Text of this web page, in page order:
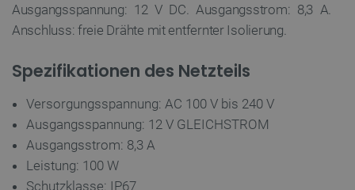
Ausgangsspannung: 12 V DC. Ausgangsstrom: 8,3 A.
Anschluss: freie Drähte mit entfernter Isolierung.
Spezifikationen des Netzteils
Versorgungsspannung: AC 100 V bis 240 V
Ausgangsspannung: 12 V GLEICHSTROM
Ausgangsstrom: 8,3 A
Leistung: 100 W
Schutzklasse: IP67